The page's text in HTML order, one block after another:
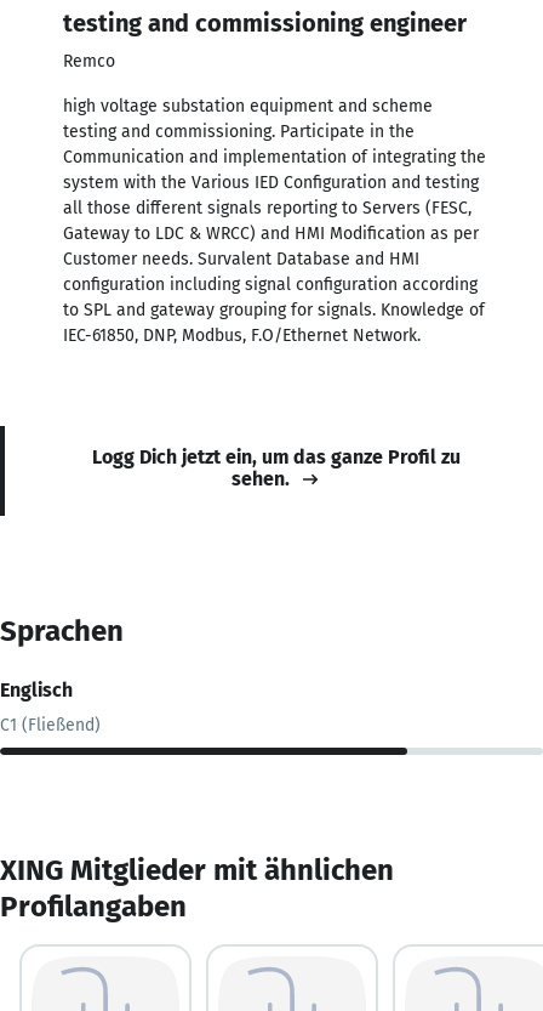
testing and commissioning engineer
Remco
high voltage substation equipment and scheme
testing and commissioning. Participate in the
Communication and implementation of integrating the
system with the Various IED Configuration and testing
all those different signals reporting to Servers (FESC,
Gateway to LDC & WRCC) and HMI Modification as per
Customer needs. Survalent Database and HMI
configuration including signal configuration according
to SPL and gateway grouping for signals. Knowledge of
IEC-61850, DNP, Modbus, F.O/Ethernet Network.
Logg Dich jetzt ein, um das ganze Profil zu
sehen.
Sprachen
Englisch
C1 (Fließend)
XING Mitglieder mit ähnlichen
Profilangaben